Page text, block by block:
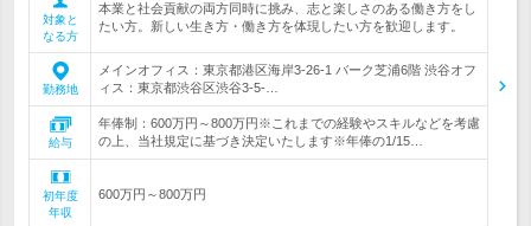
対象と
なる方
本業と社会貢献の両方同時に挑み、志と楽しさのある働き方をし
たい方。新しい生き方・働き方を体現したい方を歓迎します。
勤務地
メインオフィス：東京都港区海岸3-26-1 バーク芝浦6階 渋谷オフ
ィス：東京都渋谷区渋谷3-5-…
給与
年俸制：600万円～800万円※これまでの経験やスキルなどを考慮
の上、当社規定に基づき決定いたします※年俸の1/15…
初年度
年収
600万円～800万円